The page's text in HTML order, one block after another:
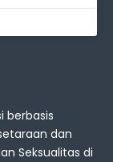
berbasis
dan
Seksualitas di